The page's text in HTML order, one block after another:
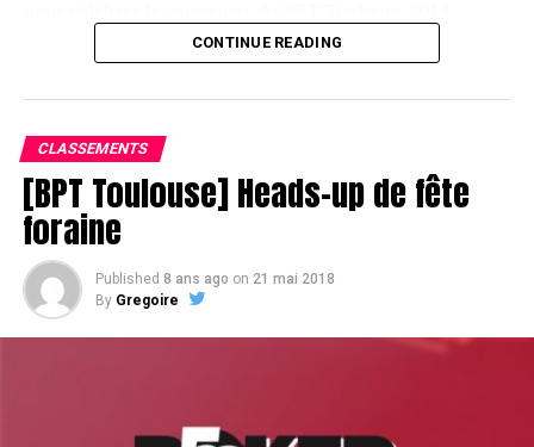
CONTINUE READING
CLASSEMENTS
[BPT Toulouse] Heads-up de fête
foraine
Published 8 ans ago on 21 mai 2018
By Gregoire